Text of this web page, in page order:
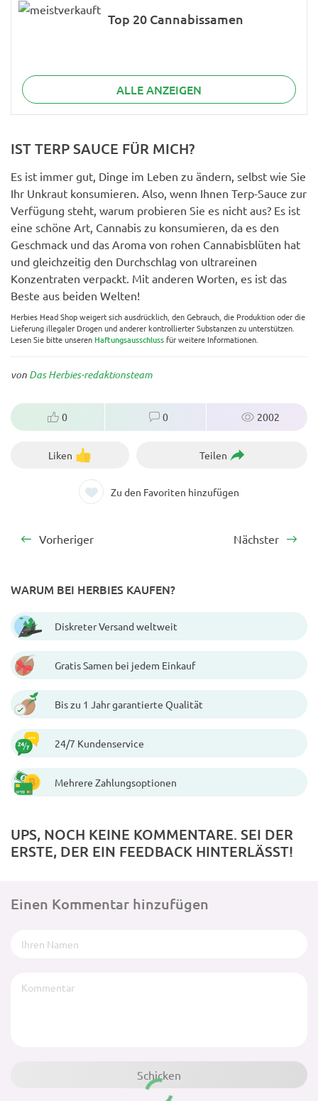
Top 20 Cannabissamen
ALLE ANZEIGEN
IST TERP SAUCE FÜR MICH?
Es ist immer gut, Dinge im Leben zu ändern, selbst wie Sie
Ihr Unkraut konsumieren. Also, wenn Ihnen Terp-Sauce zur
Verfügung steht, warum probieren Sie es nicht aus? Es ist
eine schöne Art, Cannabis zu konsumieren, da es den
Geschmack und das Aroma von rohen Cannabisblüten hat
und gleichzeitig den Durchschlag von ultrareinen
Konzentraten verpackt. Mit anderen Worten, es ist das
Beste aus beiden Welten!
Herbies Head Shop weigert sich ausdrücklich, den Gebrauch, die Produktion oder die
Lieferung illegaler Drogen und anderer kontrollierter Substanzen zu unterstützen.
Lesen Sie bitte unseren Haftungsausschlussfür weitere Informationen.
von Das Herbies-redaktionsteam
0 0 2002
Liken Teilen
Zu den Favoriten hinzufügen
Vorheriger Nächster
WARUM BEI HERBIES KAUFEN?
Diskreter Versand weltweit
Gratis Samen bei jedem Einkauf
Bis zu 1 Jahr garantierte Qualität
24/7 Kundenservice
Mehrere Zahlungsoptionen
UPS, NOCH KEINE KOMMENTARE. SEI DER
ERSTE, DER EIN FEEDBACK HINTERLÄSST!
Einen Kommentar hinzufügen